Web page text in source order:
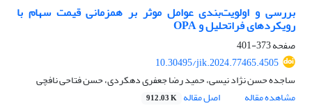
بررسی و اولویت‌بندی عوامل موثر بر همزمانی قیمت سهام با
رویکردهای فراتحلیل و OPA
صفحه373-401
10.30495/jik.2024.77465.4505
ساجده حسن نژاد نیسی، حمید رضا جعفری دهکردی، حسن فتاحی نافچی
مشاهده مقاله
اصل مقاله 912.03 K